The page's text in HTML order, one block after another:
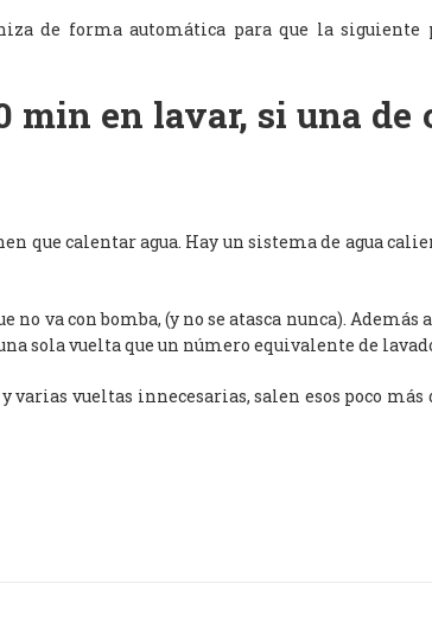
de forma automática para que la siguiente
min en lavar, si una de
que calentar agua. Hay un sistema de agua
va con bomba, (y no se atasca nunca). Además
sola vuelta que un número equivalente de
varias vueltas innecesarias, salen esos poco